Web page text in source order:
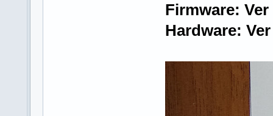
Firmware: Ver
Hardware: Ver